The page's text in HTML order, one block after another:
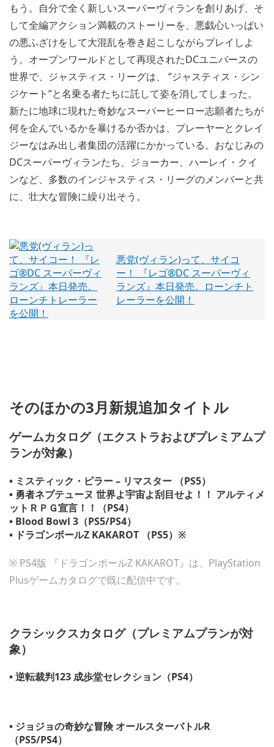
もう。自分で全く新しいスーパーヴィランを創りあげ、そ
して全編アクション満載のストーリーを、悪戯心いっぱい
の悪ふざけをして大混乱を巻き起こしながらプレイしよ
う。オープンワールドとして再現されたDCユニバースの
世界で、ジャスティス・リーグは、 “ジャスティス・シン
ジケート”と名乗る者たちに託して姿を消してしまった。
新たに地球に現れた奇妙なスーパーヒーロー志願者たちが
何を企んでいるかを暴けるか否かは、プレーヤーとクレイ
ジーなはみ出し者集団の活躍にかかっている。おなじみの
DCスーパーヴィランたち、ジョーカー、ハーレイ・クイ
ンなど、多数のインジャスティス・リーグのメンバーと共
に、壮大な冒険に繰り出そう。
悪党(ヴィラン)って、サイコ
ー！ 『レゴ®DC スーパーヴィ
ランズ』本日発売。ローンチト
レーラーを公開！
そのほかの3月新規追加タイトル
ゲームカタログ（エクストラおよびプレミアムプ
ランが対象）
• ミスティック・ピラー – リマスター （PS5）
• 勇者ネプテューヌ 世界よ宇宙よ刮目せよ！！ アルティメ
ットＲＰＧ宣言！！（PS4）
• Blood Bowl 3（PS5/PS4）
• ドラゴンボールZ KAKAROT （PS5）※
※ PS4版 『ドラゴンボールZ KAKAROT』は、PlayStation
Plusゲームカタログで既に配信中です。
クラシックスカタログ（プレミアムプランが対
象）
• 逆転裁判123 成歩堂セレクション（PS4）
• ジョジョの奇妙な冒険 オールスターバトルR
（PS5/PS4）